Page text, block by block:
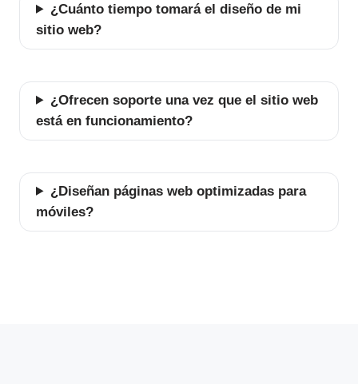
¿Cuánto tiempo tomará el diseño de mi
sitio web?
¿Ofrecen soporte una vez que el sitio web
está en funcionamiento?
¿Diseñan páginas web optimizadas para
móviles?